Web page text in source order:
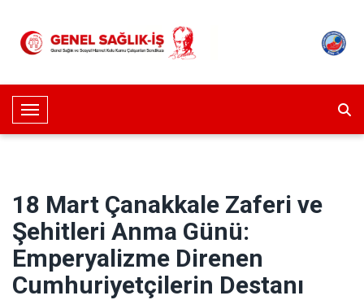
Toggle Navigation
18 Mart Çanakkale Zaferi ve
Şehitleri Anma Günü:
Emperyalizme Direnen
Cumhuriyetçilerin Destanı